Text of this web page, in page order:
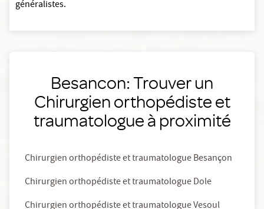
généralistes.
Besancon: Trouver un
Chirurgien orthopédiste et
traumatologue à proximité
Chirurgien orthopédiste et traumatologue Besançon
Chirurgien orthopédiste et traumatologue Dole
Chirurgien orthopédiste et traumatologue Vesoul